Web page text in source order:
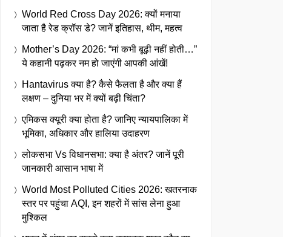
World Red Cross Day 2026: क्यों मनाया
जाता है रेड क्रॉस डे? जानें इतिहास, थीम, महत्व
Mother’s Day 2026: “मां कभी बूढ़ी नहीं होती…”
ये कहानी पढ़कर नम हो जाएंगी आपकी आंखें!
Hantavirus क्या है? कैसे फैलता है और क्या हैं
लक्षण – दुनिया भर में क्यों बढ़ी चिंता?
एमिकस क्यूरी क्या होता है? जानिए न्यायपालिका में
भूमिका, अधिकार और हालिया उदाहरण
लोकसभा Vs विधानसभा: क्या है अंतर? जानें पूरी
जानकारी आसान भाषा में
World Most Polluted Cities 2026: खतरनाक
स्तर पर पहुंचा AQI, इन शहरों में सांस लेना हुआ
मुश्किल